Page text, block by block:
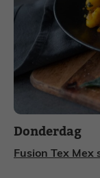
Donderdag
Fusion Tex Mex